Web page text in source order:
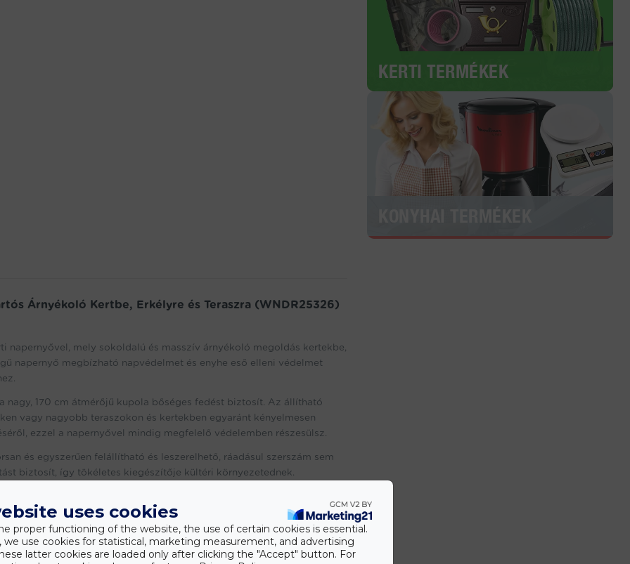
Árnyékoló Kertbe, Erkélyre és Teraszra (WNDR25326)
napernyővel, mely sokoldalú és masszív árnyékoló megoldás kertekbe,
napernyő megbízható napvédelmet és enyhe eső elleni védelmet
170 cm átmérőjű kupola bőséges fedést biztosít. Az állítható
vagy nagyobb teraszokon és kertekben egyaránt kényelmesen
ezzel a napernyővel mindig megfelelő védelemben részesülsz.
és egyszerűen felállítható és leszerelhető, ráadásul szerszám sem
biztosít, így tökéletes kiegészítője kültéri környezetednek.
esőnek
KERTI TERMÉKEK
uses cookies
proper functioning of the website, the use of certain cookies is essential.
we use cookies for statistical, marketing measurement, and advertising
latter cookies are loaded only after clicking the "Accept" button. For